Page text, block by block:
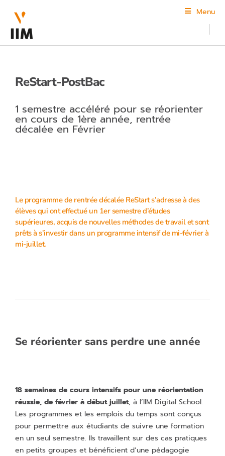
Menu
ReStart-PostBac
1 semestre accéléré pour se réorienter
en cours de 1ère année, rentrée
décalée en Février
Le programme de rentrée décalée ReStart s’adresse à des
élèves qui ont effectué un 1er semestre d’études
supérieures, acquis de nouvelles méthodes de travail et sont
prêts à s’investir dans un programme intensif de mi-février à
mi-juillet.
Se réorienter sans perdre une année
18 semaines de cours intensifs pour une réorientation
réussie, de février à début juillet, à l’IIM Digital School.
Les programmes et les emplois du temps sont conçus
pour permettre aux étudiants de suivre une formation
en un seul semestre. Ils travaillent sur des cas pratiques
en petits groupes et bénéficient d’une pédagogie